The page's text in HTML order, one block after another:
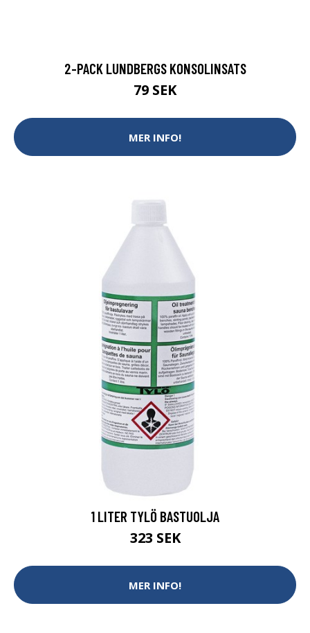
2-PACK LUNDBERGS KONSOLINSATS
79 SEK
MER INFO!
1 LITER TYLÖ BASTUOLJA
323 SEK
MER INFO!